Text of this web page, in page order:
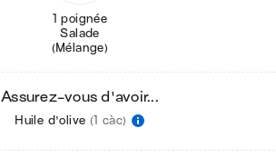
1 poignée
Salade
(Mélange)
Assurez-vous d'avoir...
Huile d'olive (1 càc)